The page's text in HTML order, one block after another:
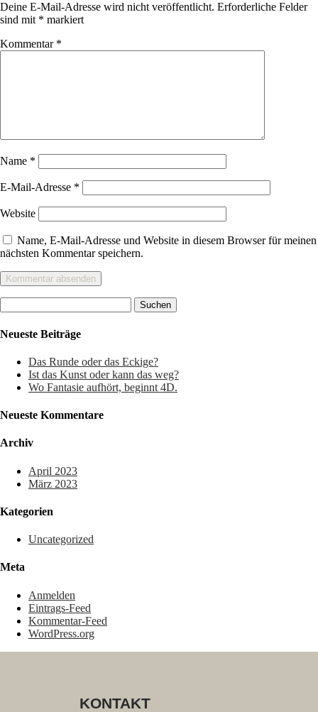
Deine E-Mail-Adresse wird nicht veröffentlicht. Erforderliche Felder
sind mit * markiert
Kommentar *
Name *
E-Mail-Adresse *
Website
Name, E-Mail-Adresse und Website in diesem Browser für meinen
nächsten Kommentar speichern.
nach:
Neueste Beiträge
Das Runde oder das Eckige?
Ist das Kunst oder kann das weg?
Wo Fantasie aufhört, beginnt 4D.
Neueste Kommentare
Archiv
April 2023
März 2023
Kategorien
Uncategorized
Meta
Anmelden
Eintrags-Feed
Kommentar-Feed
WordPress.org
KONTAKT